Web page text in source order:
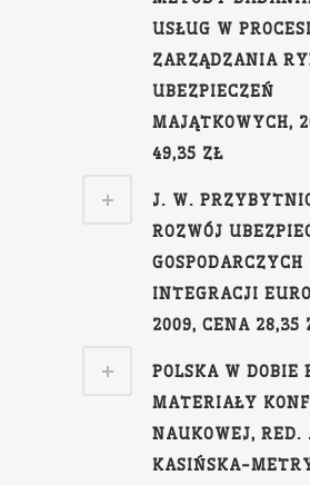
USŁUG W
ZARZĄDZANIA
UBEZPIECZEŃ
MAJĄTKOWYCH,
49,35 ZŁ
J. W.
ROZWÓJ
INTEGRACJI
2009, CENA 28,35
POLSKA W DOBIE
MATERIAŁY
NAUKOWEJ, RED.
KASIŃSKA-